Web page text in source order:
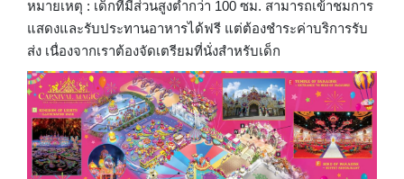
หมายเหตุ : เด็กที่มีส่วนสูงต่ำกว่า 100 ซม. สามารถเข้าชมการ
แสดงและรับประทานอาหารได้ฟรี แต่ต้องชำระค่าบริการรับ
ส่ง เนื่องจากเราต้องจัดเตรียมที่นั่งสำหรับเด็ก